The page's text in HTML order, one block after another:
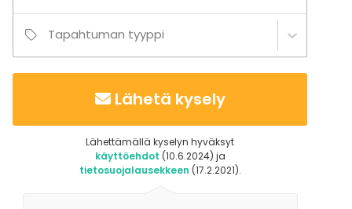
Tapahtuman tyyppi
Lähetä kysely
Lähettämällä kyselyn hyväksyt
käyttöehdot (10.6.2024) ja
tietosuojalausekkeen (17.2.2021).